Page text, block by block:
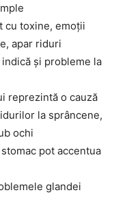
cu toxine, emoții
apar riduri
și probleme la
reprezintă o cauză
la sprâncene,
ochi
pot accentua
glandei